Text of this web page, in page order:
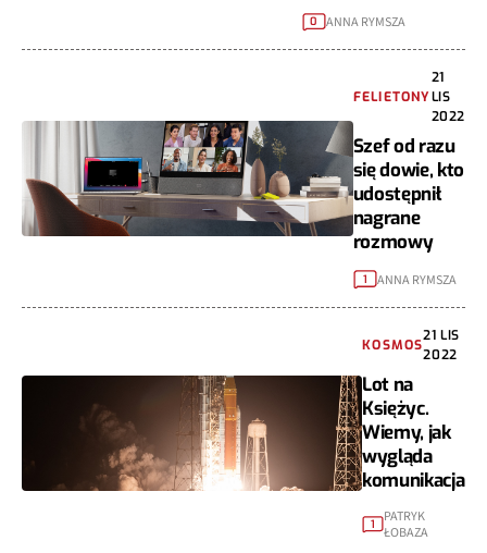
0 ANNA RYMSZA
FELIETONY
21
LIS
2022
Szef od razu
się dowie, kto
udostępnił
nagrane
rozmowy
1 ANNA RYMSZA
KOSMOS
21 LIS
2022
Lot na
Księżyc.
Wiemy, jak
wygląda
komunikacja
1
PATRYK
ŁOBAZA